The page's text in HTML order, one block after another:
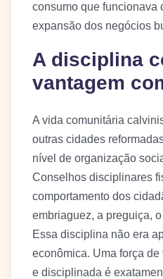
consumo que funcionava
expansão dos negócios
A disciplina
vantagem
A vida comunitária
outras cidades
nível de organização
Conselhos disciplinares
comportamento dos
embriaguez, a preguiça,
Essa disciplina não era
econômica. Uma força
e disciplinada é